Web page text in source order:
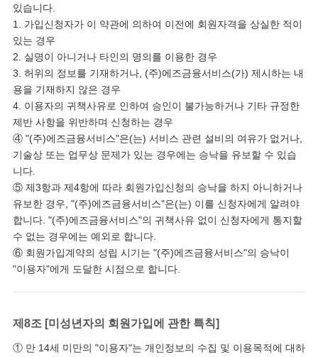
있습니다.
1. 가입신청자가 이 약관에 의하여 이전에 회원자격을 상실한 적이
있는 경우
2. 실명이 아니거나 타인의 명의를 이용한 경우
3. 허위의 정보를 기재하거나, (주)에즈금융서비스(가) 제시하는 내
용을 기재하지 않은 경우
4. 이용자의 귀책사유로 인하여 승인이 불가능하거나 기타 규정한
제반 사항을 위반하며 신청하는 경우
④ "(주)에즈금융서비스"은(는) 서비스 관련 설비의 여유가 없거나,
기술상 또는 업무상 문제가 있는 경우에는 승낙을 유보할 수 있습
니다.
⑤ 제3항과 제4항에 따라 회원가입신청의 승낙을 하지 아니하거나
유보한 경우, "(주)에즈금융서비스"은(는) 이를 신청자에게 알려야
합니다. "(주)에즈금융서비스"의 귀책사유 없이 신청자에게 통지할
수 없는 경우에는 예외로 합니다.
⑥ 회원가입계약의 성립 시기는 "(주)에즈금융서비스"의 승낙이
"이용자"에게 도달한 시점으로 합니다.
제8조 [미성년자의 회원가입에 관한 특칙]
① 만 14세 미만의 "이용자"는 개인정보의 수집 및 이용목적에 대하